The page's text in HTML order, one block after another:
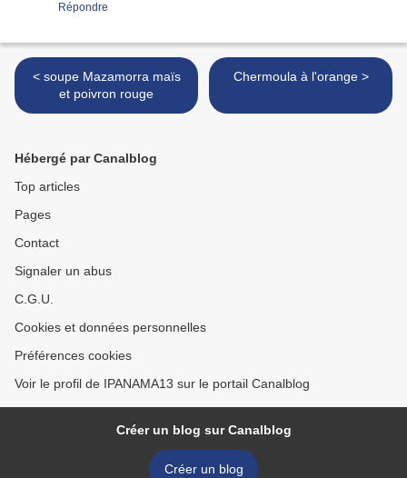
Répondre
< soupe Mazamorra maïs
et poivron rouge
Chermoula à l'orange >
Hébergé par Canalblog
Top articles
Pages
Contact
Signaler un abus
C.G.U.
Cookies et données personnelles
Préférences cookies
Voir le profil de IPANAMA13 sur le portail Canalblog
Créer un blog sur Canalblog
Créer un blog